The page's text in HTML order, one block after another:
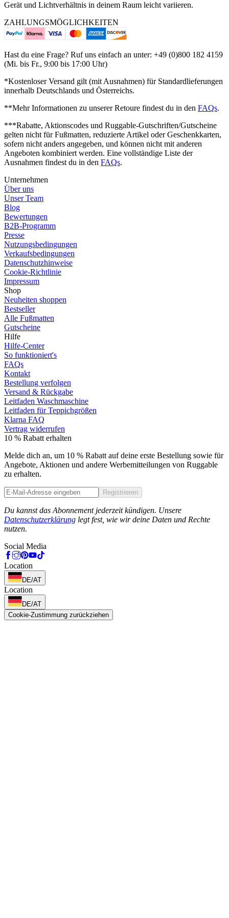
Gerät und Lichtverhältnis in deinem Raum leicht variieren.
ZAHLUNGSMÖGLICHKEITEN
Hast du eine Frage? Ruf uns einfach an unter: +49 (0)800 182 4159
(Mi. bis Fr., 9:00 bis 17:00 Uhr)
*Kostenloser Versand gilt (mit Ausnahmen) für Standardlieferungen
innerhalb Deutschlands und Österreichs.
**Mehr Informationen zu unserer Retoure findest du in den FAQs.
***Rabatte, Aktionscodes und Ruggable-Gutschriften/Gutscheine
gelten nicht für Fußmatten, reduzierte Artikel oder Geschenkkarten,
sofern nicht anders angegeben, und können nicht mit anderen
Angeboten kombiniert werden. Eine vollständige Liste der
Ausnahmen findest du in den FAQs.
Unternehmen
Über uns
Unser Team
Blog
Bewertungen
B2B-Programm
Presse
Nutzungsbedingungen
Verkaufsbedingungen
Datenschutzhinweise
Cookie-Richtlinie
Impressum
Shop
Neuheiten shoppen
Bestseller
Alle Fußmatten
Gutscheine
Hilfe
Hilfe-Center
So funktioniert's
FAQs
Kontakt
Bestellung verfolgen
Versand & Rückgabe
Leitfaden Waschmaschine
Leitfaden für Teppichgrößen
Klarna FAQ
Vertrag widerrufen
10 % Rabatt erhalten
Melde dich an, um 10 % Rabatt auf deine erste Bestellung sowie für
Angebote, Aktionen und andere Werbemitteilungen von Ruggable
zu erhalten.
Registrieren
Du kannst das Abonnement jederzeit kündigen. Unsere
Datenschutzerklärung legt fest, wie wir deine Daten und Rechte
nutzen.
Social Media
Location
DE/AT
Location
DE/AT
Cookie-Zustimmung zurückziehen